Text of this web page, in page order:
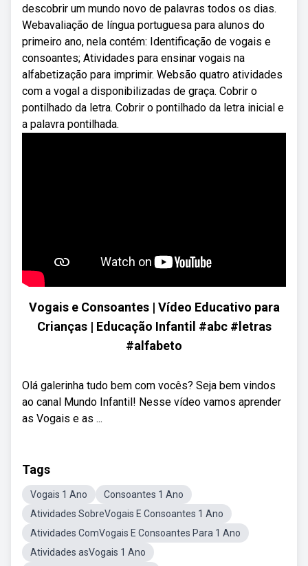
descobrir um mundo novo de palavras todos os dias.
Webavaliação de língua portuguesa para alunos do
primeiro ano, nela contém: Identificação de vogais e
consoantes; Atividades para ensinar vogais na
alfabetização para imprimir. Websão quatro atividades
com a vogal a disponibilizadas de graça. Cobrir o
pontilhado da letra. Cobrir o pontilhado da letra inicial e
a palavra pontilhada.
Vogais e Consoantes | Vídeo Educativo para
Crianças | Educação Infantil #abc #letras
#alfabeto
Olá galerinha tudo bem com vocês? Seja bem vindos
ao canal Mundo Infantil! Nesse vídeo vamos aprender
as Vogais e as ...
Tags
Vogais 1 Ano
Consoantes 1 Ano
Atividades SobreVogais E Consoantes 1 Ano
Atividades ComVogais E Consoantes Para 1 Ano
Atividades asVogais 1 Ano